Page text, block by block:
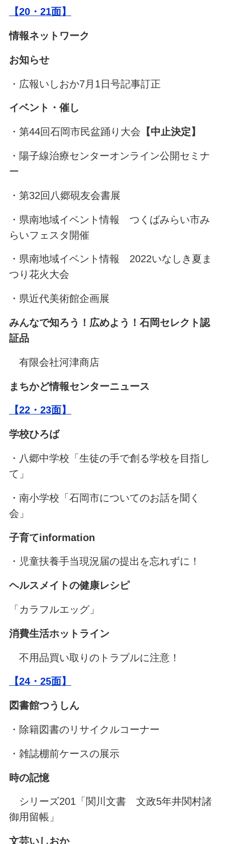
【20・21面】
情報ネットワーク
お知らせ
・広報いしおか7月1日号記事訂正
イベント・催し
・第44回石岡市民盆踊り大会 【中止決定】
・陽子線治療センターオンライン公開セミナ
ー
・第32回八郷硯友会書展
・県南地域イベント情報 つくばみらい市み
らいフェスタ開催
・県南地域イベント情報 2022いなしき夏ま
つり花火大会
・県近代美術館企画展
みんなで知ろう！広めよう！石岡セレクト認
証品
有限会社河津商店
まちかど情報センターニュース
【22・23面】
学校ひろば
・八郷中学校「生徒の手で創る学校を目指し
て」
・南小学校「石岡市についてのお話を聞く
会」
子育てinformation
・児童扶養手当現況届の提出を忘れずに！
ヘルスメイトの健康レシピ
「カラフルエッグ」
消費生活ホットライン
不用品買い取りのトラブルに注意！
【24・25面】
図書館つうしん
・除籍図書のリサイクルコーナー
・雑誌棚前ケースの展示
時の記憶
シリーズ201「関川文書 文政5年井関村諸
御用留帳」
文芸いしおか